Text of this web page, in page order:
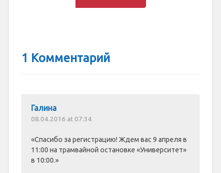
1 Комментарий
Галина
08.04.2016 at 07:34
«Спасибо за регистрацию! Ждем вас 9 апреля в
11:00 на трамвайной остановке «Университет»
в 10:00.»